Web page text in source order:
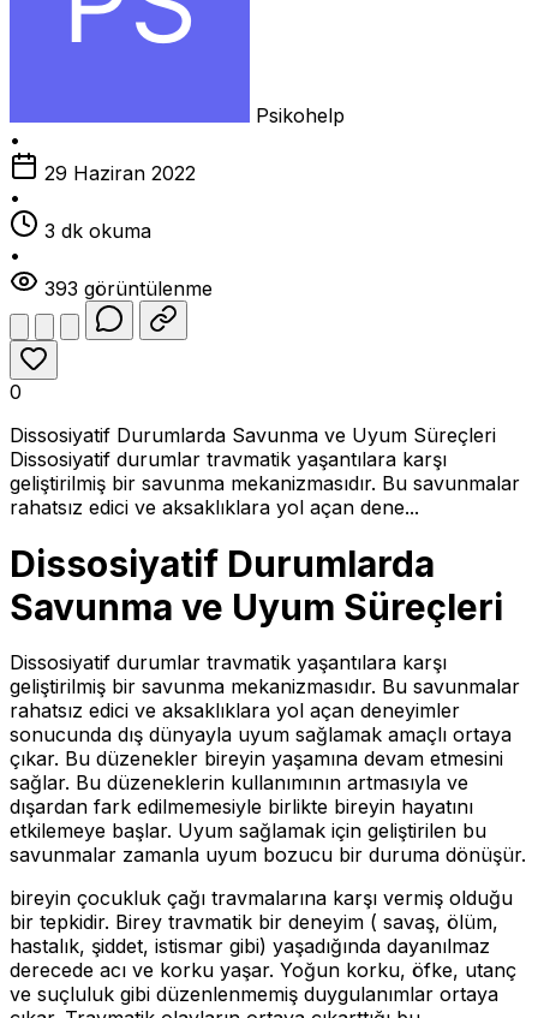
Psikohelp
•
29 Haziran 2022
•
3 dk okuma
•
393 görüntülenme
0
Dissosiyatif Durumlarda Savunma ve Uyum Süreçleri
Dissosiyatif durumlar travmatik yaşantılara karşı
geliştirilmiş bir savunma mekanizmasıdır. Bu savunmalar
rahatsız edici ve aksaklıklara yol açan dene...
Dissosiyatif Durumlarda
Savunma ve Uyum Süreçleri
Dissosiyatif durumlar travmatik yaşantılara karşı
geliştirilmiş bir savunma mekanizmasıdır. Bu savunmalar
rahatsız edici ve aksaklıklara yol açan deneyimler
sonucunda dış dünyayla uyum sağlamak amaçlı ortaya
çıkar. Bu düzenekler bireyin yaşamına devam etmesini
sağlar. Bu düzeneklerin kullanımının artmasıyla ve
dışardan fark edilmemesiyle birlikte bireyin hayatını
etkilemeye başlar. Uyum sağlamak için geliştirilen bu
savunmalar zamanla uyum bozucu bir duruma dönüşür.
bireyin çocukluk çağı travmalarına karşı vermiş olduğu
bir tepkidir. Birey travmatik bir deneyim ( savaş, ölüm,
hastalık, şiddet, istismar gibi) yaşadığında dayanılmaz
derecede acı ve korku yaşar. Yoğun korku, öfke, utanç
ve suçluluk gibi düzenlenmemiş duygulanımlar ortaya